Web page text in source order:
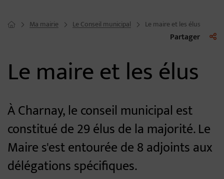
Page d'accueil du site
Ma mairie Le Conseil municipal Le maire et les élus
Partager
Le maire et les élus
À Charnay, le conseil municipal est
constitué de 29 élus de la majorité. Le
Maire s'est entourée de 8 adjoints aux
délégations spécifiques.